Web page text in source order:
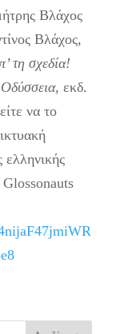
Βλάχος
Βλάχος,
τη σχεδία!
, εκδ.
να το